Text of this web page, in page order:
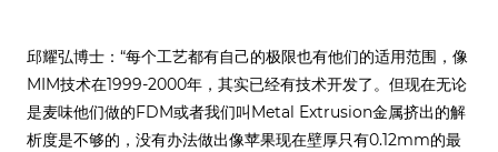
邱耀弘博士：“每个工艺都有自己的极限也有他们的适用范围，像
MIM技术在1999-2000年，其实已经有技术开发了。但现在无论
是麦味他们做的FDM或者我们叫Metal Extrusion金属挤出的解
析度是不够的，没有办法做出像苹果现在壁厚只有0.12mm的最